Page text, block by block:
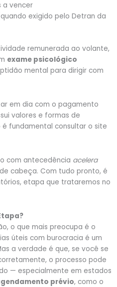
a vencer
exigido pelo Detran da
remunerada ao volante,
exame psicológico
mental para dirigir com
em dia com o pagamento
valores e formas de
fundamental consultar o site
com antecedência acelera
cabeça. Com tudo pronto, é
etapa que trataremos no
o que mais preocupa é o
úteis com burocracia é um
a verdade é que, se você se
o processo pode
— especialmente em estados
prévio, como o